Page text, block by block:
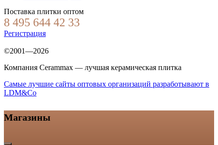
Поставка плитки оптом
8 495 644 42 33
Регистрация
©2001—2026
Компания Cerammax — лучшая керамическая плитка
Самые лучшие сайты оптовых организаций разработывают в
LDM&Co
Магазины